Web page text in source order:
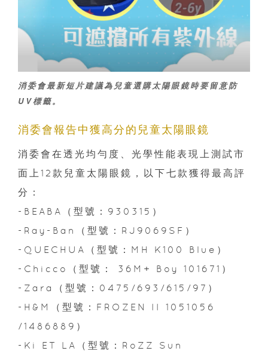
消委會最新短片建議為兒童選購太陽眼鏡時要留意防
UV標籤。
消委會報告中獲高分的兒童太陽眼鏡
消委會在透光均勻度、光學性能表現上測試市
面上12款兒童太陽眼鏡，以下七款獲得最高評
分：
-BEABA（型號：930315）
-Ray-Ban（型號：RJ9069SF）
-QUECHUA（型號：MH K100 Blue）
-Chicco（型號： 36M+ Boy 101671）
-Zara（型號：0475/693/615/97）
-H&M（型號：FROZEN II 1051056
/1486889）
-Ki ET LA（型號：RoZZ Sun